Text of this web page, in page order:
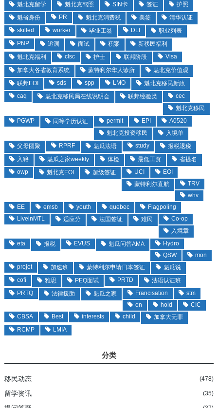
魁北克留学
魁北克驾照 SIN卡 签证
护照
魁省身份
PR 魁北克消费税 美签
清华认证
skilled
worker 毕业工签 DLI
职业列表
PNP
追溯 面试 积案
新移民福利
魁北克福利
clsc 护士 联邦阶段
Visa
加拿大各省教育系统
蒙特利尔华人诊所
魁北克价值观
联邦EOI
sds spp LMO
魁北克移民新政
caq
魁北克移民局在线说明会 联邦经验类
cec
魁北克移民
PGWP
同等学历认证 permit EPI
A0520
魁北克投资移民
入境单
父母团聚
RPRF 魁瓜法语 study
报税退税
入籍
魁瓜之家weekly 体检 最低工资
省提名
owp
魁北克EOI 超级签证 UCI
EOI
蒙特利尔直航
TRV
whv
EE
emsb youth quebec
Flagpoling
LiveinMTL
适应分 法国签证 难民
Co-op
入境章
eta
报税 EVUS 魁瓜问答AMA
Hydro
QSW
mon
projet
加速班 蒙特利尔申请日本签证
魁瓜说
cofi
雅思 PEQ面试 PRTD
法语认证班
PRTQ
法律援助 魁瓜之家 Francisation
stm
on
hold
CIC
CBSA
Best interests child
加拿大无罪
RCMP
LMIA
分类
移民动态 (478)
留学资讯 (35)